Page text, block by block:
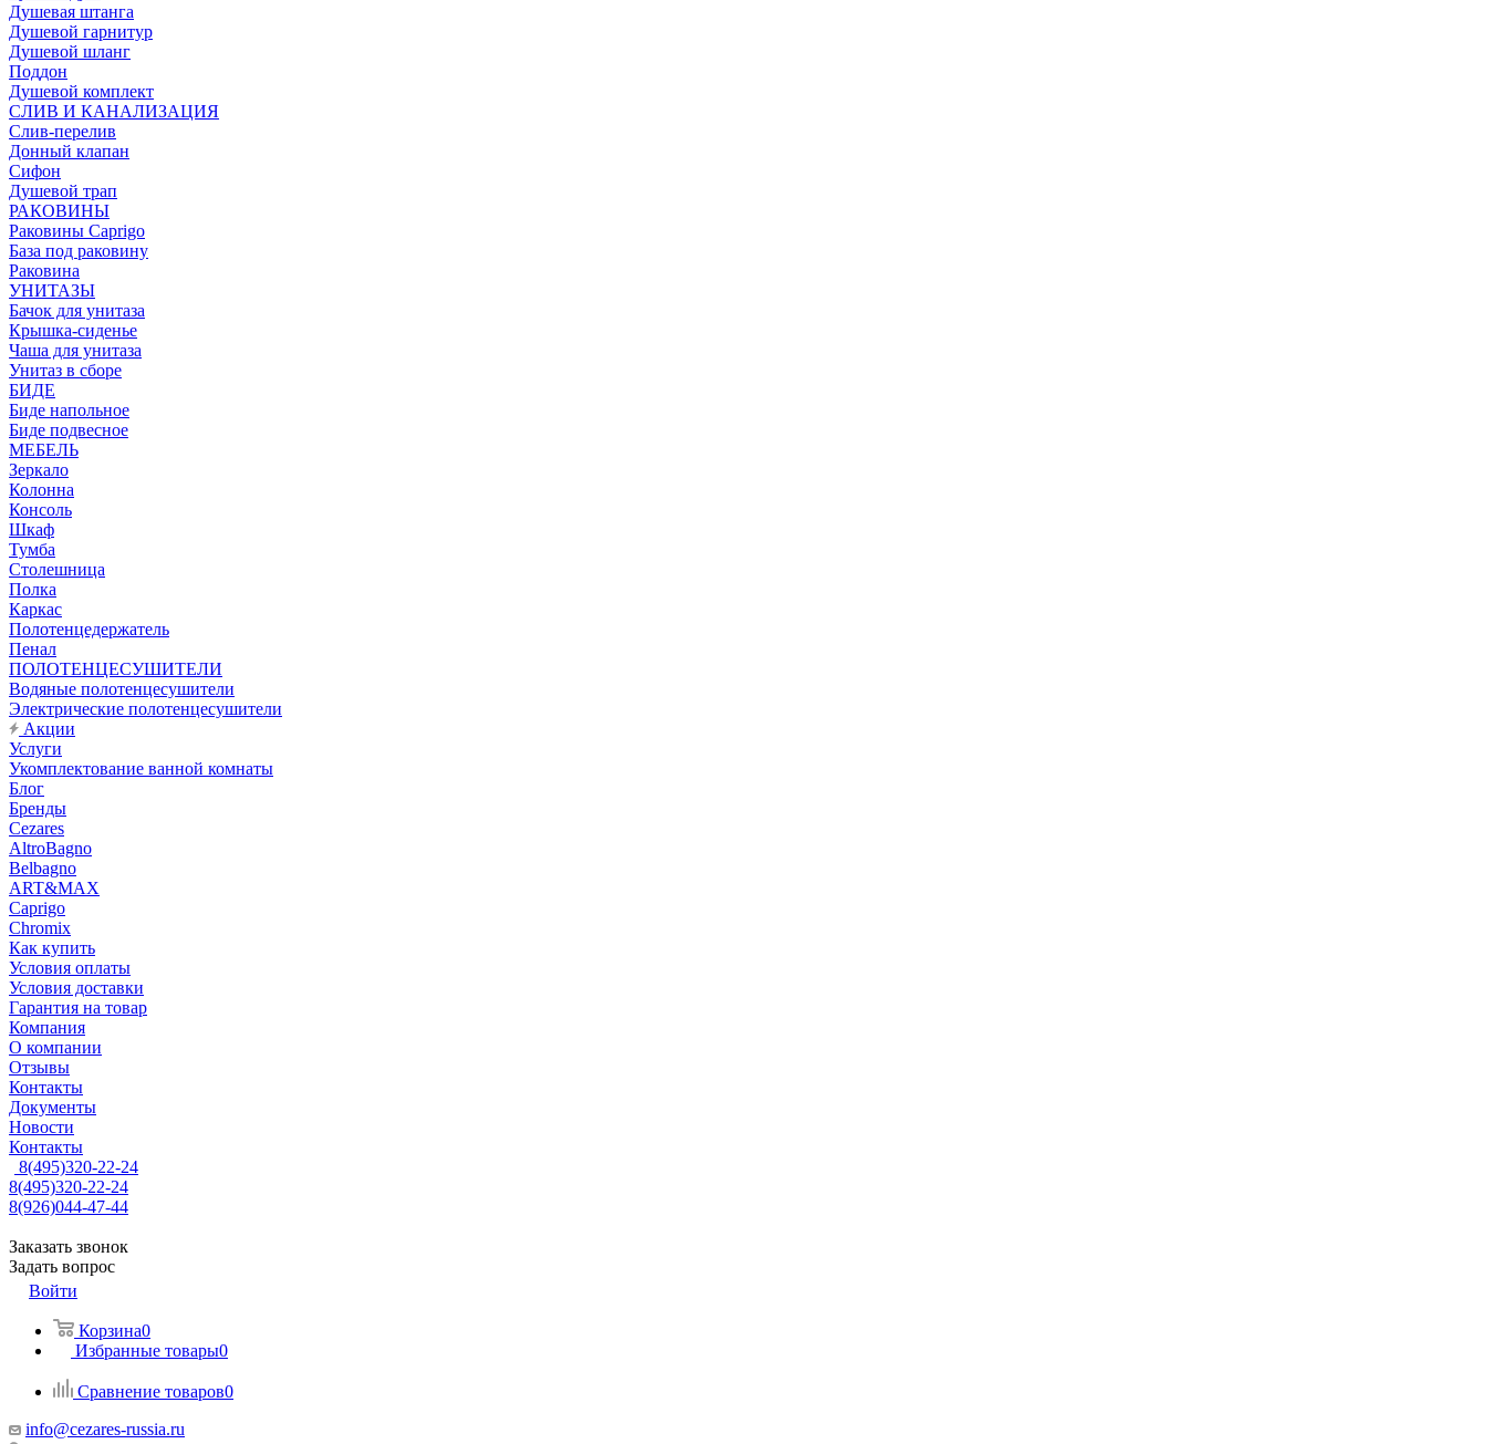
Душевая штанга
Душевой гарнитур
Душевой шланг
Поддон
Душевой комплект
СЛИВ И КАНАЛИЗАЦИЯ
Слив-перелив
Донный клапан
Сифон
Душевой трап
РАКОВИНЫ
Раковины Caprigo
База под раковину
Раковина
УНИТАЗЫ
Бачок для унитаза
Крышка-сиденье
Чаша для унитаза
Унитаз в сборе
БИДЕ
Биде напольное
Биде подвесное
МЕБЕЛЬ
Зеркало
Колонна
Консоль
Шкаф
Тумба
Столешница
Полка
Каркас
Полотенцедержатель
Пенал
ПОЛОТЕНЦЕСУШИТЕЛИ
Водяные полотенцесушители
Электрические полотенцесушители
Акции
Услуги
Укомплектование ванной комнаты
Блог
Бренды
Cezares
AltroBagno
Belbagno
ART&MAX
Caprigo
Chromix
Как купить
Условия оплаты
Условия доставки
Гарантия на товар
Компания
О компании
Отзывы
Контакты
Документы
Новости
Контакты
8(495)320-22-24
8(495)320-22-24
8(926)044-47-44
Заказать звонок
Задать вопрос
Войти
Корзина0
Избранные товары0
Сравнение товаров0
info@cezares-russia.ru